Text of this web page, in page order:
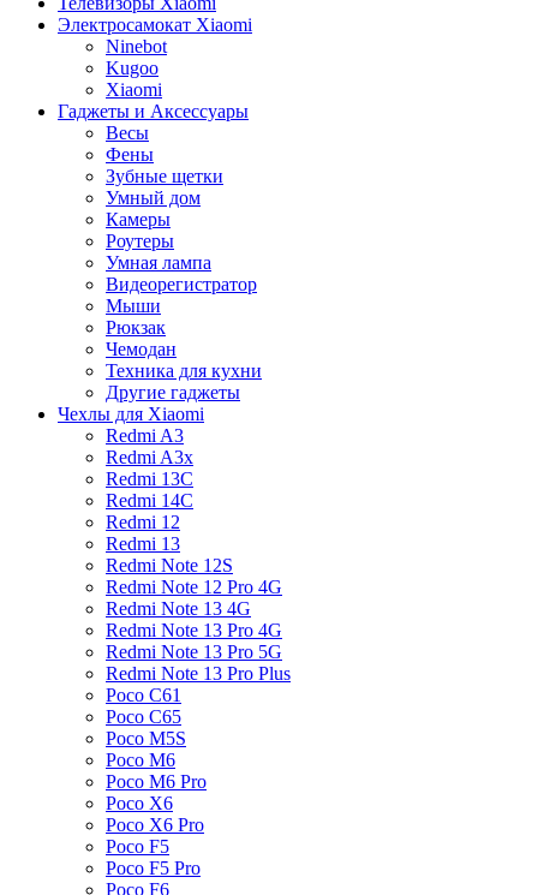
Электросамокат Xiaomi
Ninebot
Kugoo
Xiaomi
Гаджеты и Аксессуары
Весы
Фены
Зубные щетки
Умный дом
Камеры
Роутеры
Умная лампа
Видеорегистратор
Мыши
Рюкзак
Чемодан
Техника для кухни
Другие гаджеты
Чехлы для Xiaomi
Redmi A3
Redmi A3x
Redmi 13C
Redmi 14C
Redmi 12
Redmi 13
Redmi Note 12S
Redmi Note 12 Pro 4G
Redmi Note 13 4G
Redmi Note 13 Pro 4G
Redmi Note 13 Pro 5G
Redmi Note 13 Pro Plus
Poco C61
Poco C65
Poco M5S
Poco M6
Poco M6 Pro
Poco X6
Poco X6 Pro
Poco F5
Poco F5 Pro
Poco F6